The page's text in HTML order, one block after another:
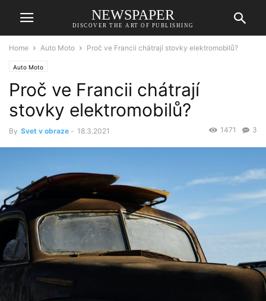
NEWSPAPER
DISCOVER THE ART OF PUBLISHING
Home Auto Moto Proč ve Francii chátrají stovky elektromobilů?
Auto Moto
Proč ve Francii chátrají
stovky elektromobilů?
By Svet v obraze - 18.3.2021 3
1471